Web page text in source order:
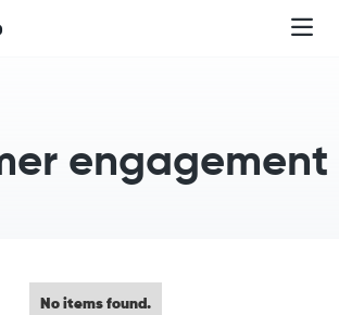
engagement
No items found.